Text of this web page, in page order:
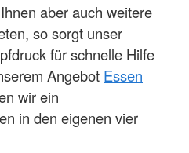
aber auch weitere
so sorgt unser
für schnelle Hilfe
Angebot Essen
wir ein
in den eigenen vier